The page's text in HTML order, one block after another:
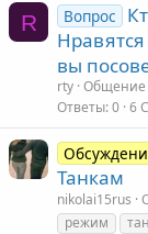
R Вопрос
вы
rty Общение
Ответы 0 6
Танкам
nikolai15rus
режим